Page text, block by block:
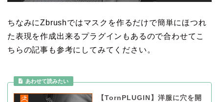
ちなみにZbrushではマスクを作るだけで簡単にほつれ
た表現を作成出来るプラグインもあるので合わせてこ
ちらの記事も参考にしてみてください。
【TornPLUGIN】洋服に穴を開